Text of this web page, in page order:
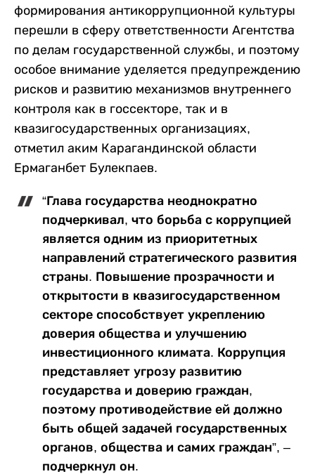
формирования антикоррупционной культуры
перешли в сферу ответственности Агентства
по делам государственной службы, и поэтому
особое внимание уделяется предупреждению
рисков и развитию механизмов внутреннего
контроля как в госсекторе, так и в
квазигосударственных организациях,
отметил аким Карагандинской области
Ермаганбет Булекпаев.
“Глава государства неоднократно
подчеркивал, что борьба с коррупцией
является одним из приоритетных
направлений стратегического развития
страны. Повышение прозрачности и
открытости в квазигосударственном
секторе способствует укреплению
доверия общества и улучшению
инвестиционного климата. Коррупция
представляет угрозу развитию
государства и доверию граждан,
поэтому противодействие ей должно
быть общей задачей государственных
органов, общества и самих граждан”, –
подчеркнул он.